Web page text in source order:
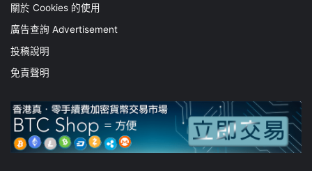
關於 Cookies 的使用
廣告查詢 Advertisement
投稿說明
免責聲明